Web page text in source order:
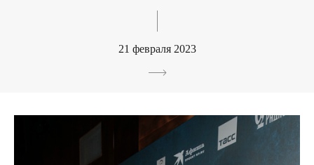
21 февраля 2023